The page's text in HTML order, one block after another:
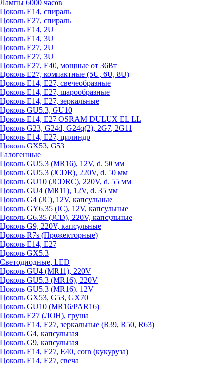
Лампы 6000 часов
Цоколь Е14, спираль
Цоколь Е27, спираль
Цоколь Е14, 2U
Цоколь Е14, 3U
Цоколь Е27, 2U
Цоколь Е27, 3U
Цоколь Е27, Е40, мощные от 36Вт
Цоколь Е27, компактные (5U, 6U, 8U)
Цоколь Е14, Е27, свечеобразные
Цоколь Е14, Е27, шарообразные
Цоколь Е14, Е27, зеркальные
Цоколь GU5.3, GU10
Цоколь Е14, Е27 OSRAM DULUX EL LL
Цоколь G23, G24d, G24q(2), 2G7, 2G11
Цоколь Е14, Е27, цилиндр
Цоколь GX53, G53
Галогенные
Цоколь GU5.3 (MR16), 12V, d. 50 мм
Цоколь GU5.3 (JCDR), 220V, d. 50 мм
Цоколь GU10 (JCDRC), 220V, d. 55 мм
Цоколь GU4 (MR11), 12V, d. 35 мм
Цоколь G4 (JC), 12V, капсульные
Цоколь GY6.35 (JC), 12V, капсульные
Цоколь G6.35 (JCD), 220V, капсульные
Цоколь G9, 220V, капсульные
Цоколь R7s (Прожекторные)
Цоколь E14, E27
Цоколь GX5.3
Светодиодные, LED
Цоколь GU4 (MR11), 220V
Цоколь GU5.3 (MR16), 220V
Цоколь GU5.3 (MR16), 12V
Цоколь GX53, G53, GX70
Цоколь GU10 (MR16/PAR16)
Цоколь Е27 (ЛОН), груша
Цоколь Е14, Е27, зеркальные (R39, R50, R63)
Цоколь G4, капсульная
Цоколь G9, капсульная
Цоколь Е14, Е27, Е40, corn (кукуруза)
Цоколь Е14, Е27, свеча